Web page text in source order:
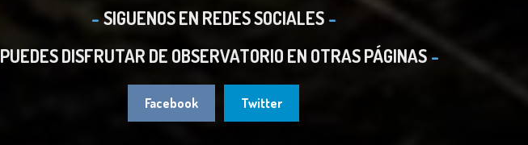
SIGUENOS EN REDES SOCIALES
PUEDES DISFRUTAR DE OBSERVATORIO EN OTRAS PÁGINAS
Facebook Twitter